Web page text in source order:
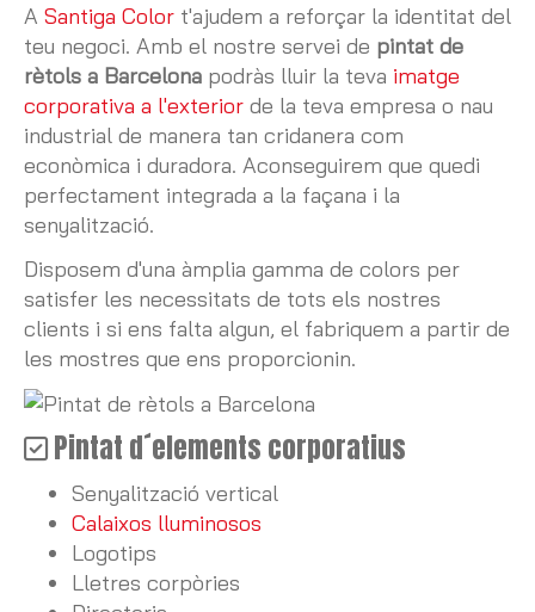
A Santiga Color t'ajudem a reforçar la identitat del
teu negoci. Amb el nostre servei de pintat de
rètols a Barcelona podràs lluir la teva imatge
corporativa a l'exterior de la teva empresa o nau
industrial de manera tan cridanera com
econòmica i duradora. Aconseguirem que quedi
perfectament integrada a la façana i la
senyalització.
Disposem d'una àmplia gamma de colors per
satisfer les necessitats de tots els nostres
clients i si ens falta algun, el fabriquem a partir de
les mostres que ens proporcionin.
Pintat d´elements corporatius
Senyalització vertical
Calaixos lluminosos
Logotips
Lletres corpòries